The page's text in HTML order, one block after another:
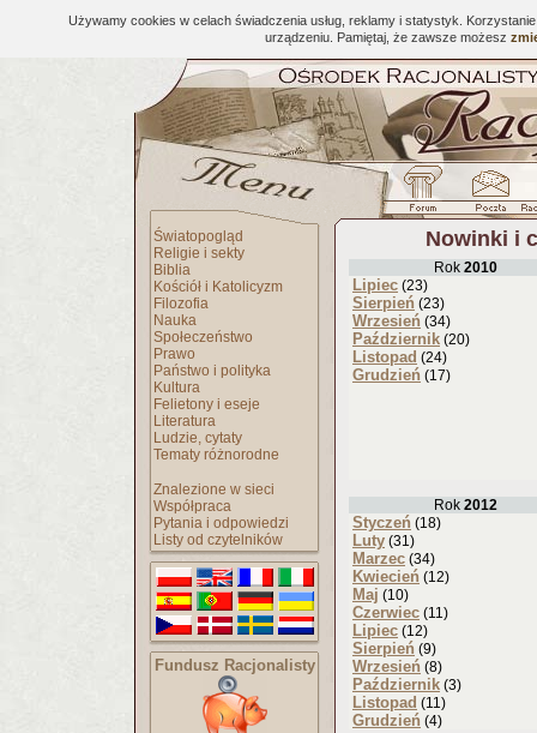
Używamy cookies w celach świadczenia usług, reklamy i statystyk.
urządzeniu. Pamiętaj, że zawsze możesz
Światopogląd
Religie i sekty
Biblia
Kościół i Katolicyzm
Filozofia
Nauka
Społeczeństwo
Prawo
Państwo i polityka
Kultura
Felietony i eseje
Literatura
Ludzie, cytaty
Tematy różnorodne
Znalezione w sieci
Współpraca
Pytania i odpowiedzi
Listy od czytelników
Fundusz Racjonalisty
Nowinki i
Rok 2010
Lipiec (23)
Sierpień (23)
Wrzesień (34)
Październik (20)
Listopad (24)
Grudzień (17)
Rok 2012
Styczeń (18)
Luty (31)
Marzec (34)
Kwiecień (12)
Maj (10)
Czerwiec (11)
Lipiec (12)
Sierpień (9)
Wrzesień (8)
Październik (3)
Listopad (11)
Grudzień (4)